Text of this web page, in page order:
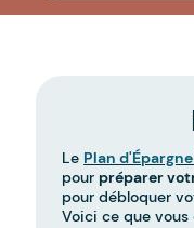
Le Plan
pour préparer
pour débloquer
Voici ce que vous